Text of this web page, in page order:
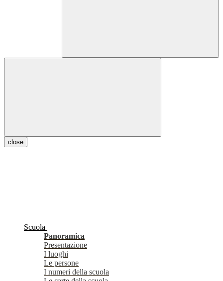
close
Scuola
Panoramica
Presentazione
I luoghi
Le persone
I numeri della scuola